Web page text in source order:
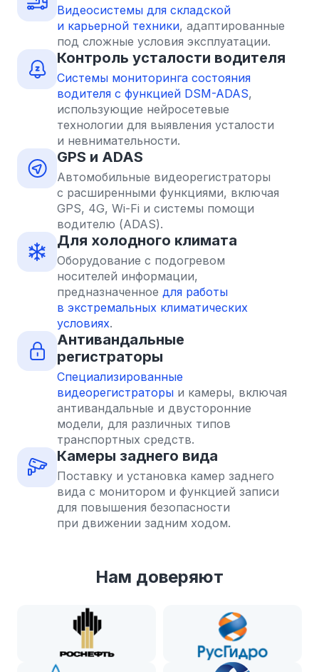
Видеосистемы для складской
и карьерной техники, адаптированные
под сложные условия эксплуатации.
Контроль усталости водителя
Системы мониторинга состояния
водителя с функцией DSM-ADAS,
использующие нейросетевые
технологии для выявления усталости
и невнимательности.
GPS и ADAS
Автомобильные видеорегистраторы
с расширенными функциями, включая
GPS, 4G, Wi-Fi и системы помощи
водителю (ADAS).
Для холодного климата
Оборудование с подогревом
носителей информации,
предназначенное для работы
в экстремальных климатических
условиях.
Антивандальные
регистраторы
Специализированные
видеорегистраторы и камеры, включая
антивандальные и двусторонние
модели, для различных типов
транспортных средств.
Камеры заднего вида
Поставку и установка камер заднего
вида с монитором и функцией записи
для повышения безопасности
при движении задним ходом.
Нам доверяют